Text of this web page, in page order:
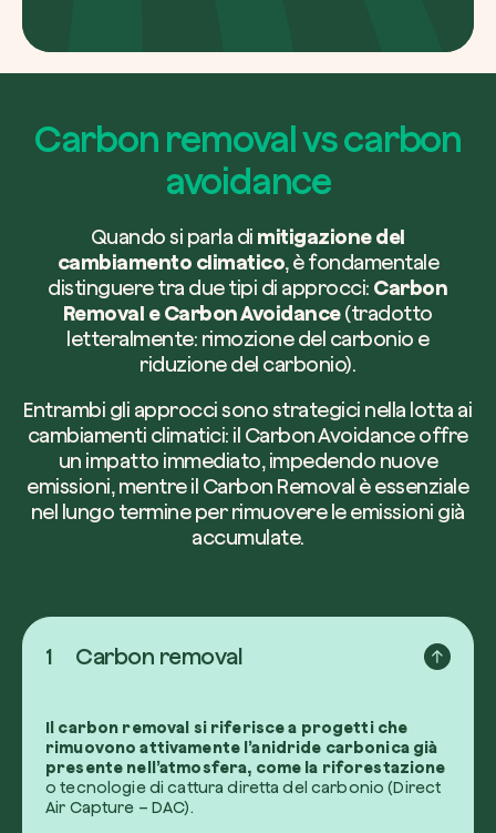
Carbon removal vs carbon
avoidance
Quando si parla di mitigazione del
cambiamento climatico, è fondamentale
distinguere tra due tipi di approcci: Carbon
Removal e Carbon Avoidance(tradotto
letteralmente: rimozione del carbonio e
riduzione del carbonio).
Entrambi gli approcci sono strategici nella lotta ai
cambiamenti climatici: il Carbon Avoidance offre
un impatto immediato, impedendo nuove
emissioni, mentre il Carbon Removal è essenziale
nel lungo termine per rimuovere le emissioni già
accumulate.
1 Carbon removal
Il carbon removal si riferisce a progetti che
rimuovono attivamente l’anidride carbonica già
presente nell’atmosfera, come la riforestazione
o tecnologie di cattura diretta del carbonio (Direct
Air Capture – DAC).